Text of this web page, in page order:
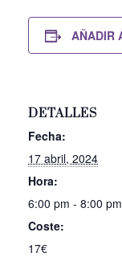
AÑADIR
DETALLES
Fecha:
17 abril, 2024
Hora:
6:00 pm - 8:00 pm
Coste:
17€